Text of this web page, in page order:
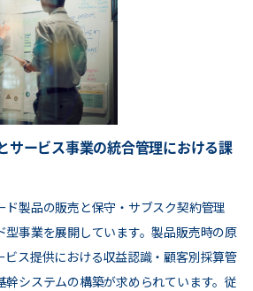
サービス事業の統合管理における課
ド製品の販売と保守・サブスク契約管理
型事業を展開しています。製品販売時の原
ビス提供における収益認識・顧客別採算管
システムの構築が求められています。従